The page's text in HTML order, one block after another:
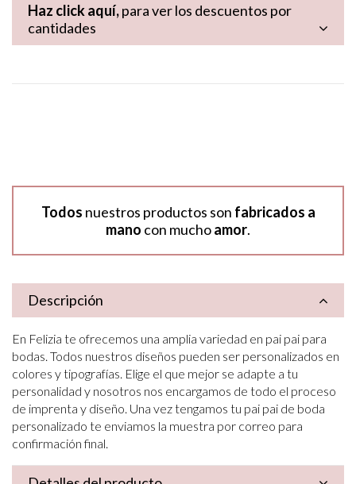
Haz click aquí,para ver los descuentos por
cantidades
Todos nuestros productos son fabricados a
mano con muchoamor.
Descripción
En Felizia te ofrecemos una amplia variedad en pai pai para
bodas. Todos nuestros diseños pueden ser personalizados en
colores y tipografías. Elige el que mejor se adapte a tu
personalidad y nosotros nos encargamos de todo el proceso
de imprenta y diseño. Una vez tengamos tu pai pai de boda
personalizado te enviamos la muestra por correo para
confirmación final.